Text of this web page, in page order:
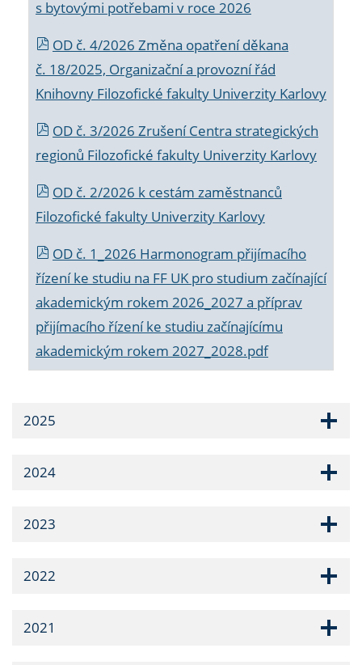
s bytovými potřebami v roce 2026
OD č. 4/2026 Změna opatření děkana
č. 18/2025, Organizační a provozní řád
Knihovny Filozofické fakulty Univerzity Karlovy
OD č. 3/2026 Zrušení Centra strategických
regionů Filozofické fakulty Univerzity Karlovy
OD č. 2/2026 k cestám zaměstnanců
Filozofické fakulty Univerzity Karlovy
OD č. 1_2026 Harmonogram přijímacího
řízení ke studiu na FF UK pro studium začínající
akademickým rokem 2026_2027 a příprav
přijímacího řízení ke studiu začínajícímu
akademickým rokem 2027_2028.pdf
2025
2024
2023
2022
2021